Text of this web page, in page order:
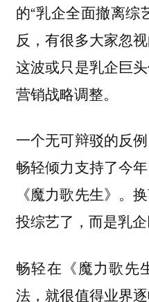
的“乳企全面撤离综
反，有很多大家忽
这波或只是乳企巨
营销战略调整。
一个无可辩驳的反
畅轻倾力支持了今
《魔力歌先生》。
投综艺了，而是乳企
畅轻在《魔力歌先
法，就很值得业界